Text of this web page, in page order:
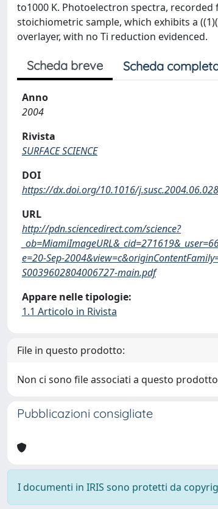
to1000 K. Photoelectron spectra,
stoichiometric sample, which exhibits a
overlayer, with no Ti reduction evidenced.
Scheda breve Scheda
Anno
2004
Rivista
SURFACE SCIENCE
DOI
https://dx.doi.org/10.1016/j.susc.2004.06.028
URL
http://pdn.sciencedirect.com/science?
e=20-Sep-
S0039602804006727-main.pdf
Appare nelle tipologie:
1.1 Articolo in Rivista
File in questo prodotto:
Non ci sono file associati a questo
Pubblicazioni consigliate
I documenti in IRIS sono protetti da